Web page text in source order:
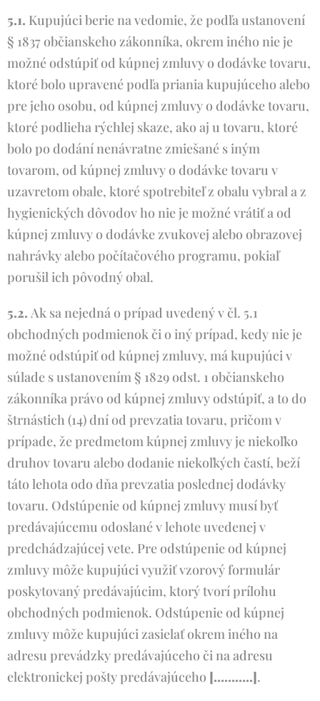
5.1. Kupujúci berie na vedomie, že podľa ustanovení
§ 1837 občianskeho zákonníka, okrem iného nie je
možné odstúpiť od kúpnej zmluvy o dodávke tovaru,
ktoré bolo upravené podľa priania kupujúceho alebo
pre jeho osobu, od kúpnej zmluvy o dodávke tovaru,
ktoré podlieha rýchlej skaze, ako aj u tovaru, ktoré
bolo po dodání nenávratne zmiešané s iným
tovarom, od kúpnej zmluvy o dodávke tovaru v
uzavretom obale, ktoré spotrebiteľ z obalu vybral a z
hygienických dôvodov ho nie je možné vrátiť a od
kúpnej zmluvy o dodávke zvukovej alebo obrazovej
nahrávky alebo počítačového programu, pokiaľ
porušil ich pôvodný obal.
5.2. Ak sa nejedná o prípad uvedený v čl. 5.1
obchodných podmienok či o iný prípad, kedy nie je
možné odstúpiť od kúpnej zmluvy, má kupujúci v
súlade s ustanovením § 1829 odst. 1 občianskeho
zákonníka právo od kúpnej zmluvy odstúpiť, a to do
štrnástich (14) dní od prevzatia tovaru, pričom v
prípade, že predmetom kúpnej zmluvy je niekoľko
druhov tovaru alebo dodanie niekoľkých častí, beží
táto lehota odo dňa prevzatia poslednej dodávky
tovaru. Odstúpenie od kúpnej zmluvy musí byť
predávajúcemu odoslané v lehote uvedenej v
predchádzajúcej vete. Pre odstúpenie od kúpnej
zmluvy môže kupujúci využiť vzorový formulár
poskytovaný predávajúcim, ktorý tvorí prílohu
obchodných podmienok. Odstúpenie od kúpnej
zmluvy môže kupujúci zasielať okrem iného na
adresu prevádzky predávajúceho či na adresu
elektronickej pošty predávajúceho [………..].